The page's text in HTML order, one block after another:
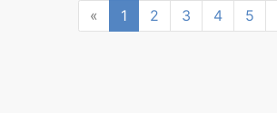
« Previous
1 2 3 4 5